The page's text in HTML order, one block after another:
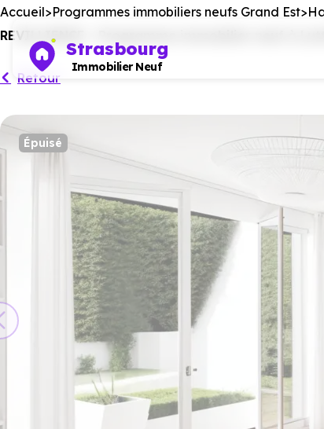
Strasbourg
Immobilier Neuf
Accueil Programmes immobiliers neufs Grand Est
REVILLIENCE - Programme immobilier neuf à
Retour
Épuisé